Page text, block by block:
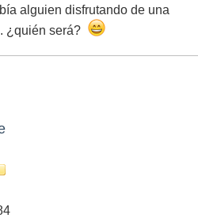
alguien disfrutando de una
¿quién será?